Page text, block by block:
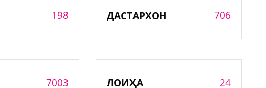
198 ДАСТАРХОН 706
7003 ЛОИҲА 24